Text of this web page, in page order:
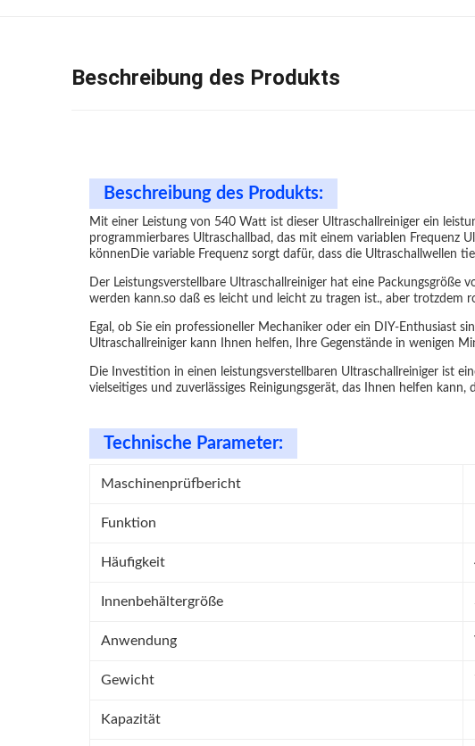
Beschreibung des Produkts
Beschreibung des Produkts:
Mit einer Leistung von 540 Watt ist dieser Ultraschallreiniger ein
programmierbares Ultraschallbad, das mit einem variablen Frequenz
könnenDie variable Frequenz sorgt dafür, dass die Ultraschallwellen
Der Leistungsverstellbare Ultraschallreiniger hat eine
werden kann.so daß es leicht und leicht zu tragen ist., aber trotzdem
Egal, ob Sie ein professioneller Mechaniker oder ein DIY-Enthusiast
Ultraschallreiniger kann Ihnen helfen, Ihre Gegenstände in wenigen
Die Investition in einen leistungsverstellbaren Ultraschallreiniger ist
vielseitiges und zuverlässiges Reinigungsgerät, das Ihnen helfen
Technische Parameter:
Maschinenprüfbericht
Funktion
Häufigkeit
Innenbehältergröße
Anwendung
Gewicht
Kapazität